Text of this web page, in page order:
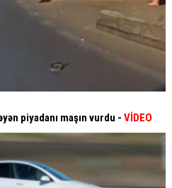
piyadanı maşın vurdu - VİDEO